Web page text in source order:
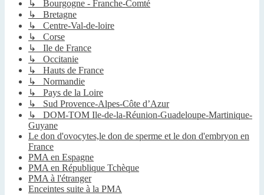
↳ Bourgogne - Franche-Comté
↳ Bretagne
↳ Centre-Val-de-loire
↳ Corse
↳ Ile de France
↳ Occitanie
↳ Hauts de France
↳ Normandie
↳ Pays de la Loire
↳ Sud Provence-Alpes-Côte d’Azur
↳ DOM-TOM Ile-de-la-Réunion-Guadeloupe-Martinique-
Guyane
Le don d'ovocytes,le don de sperme et le don d'embryon en
France
PMA en Espagne
PMA en République Tchèque
PMA à l'étranger
Enceintes suite à la PMA